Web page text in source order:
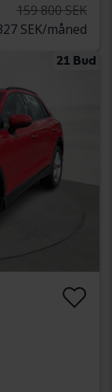
159 800 SEK
SEK/måned
21 Bud